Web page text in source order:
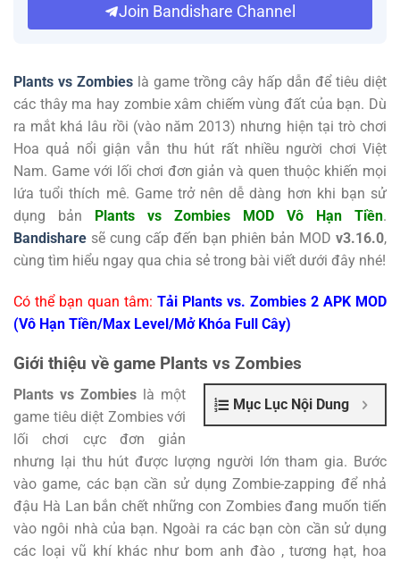
Join Bandishare Channel
Plants vs Zombies là game trồng cây hấp dẫn để tiêu diệt
các thây ma hay zombie xâm chiếm vùng đất của bạn. Dù
ra mắt khá lâu rồi (vào năm 2013) nhưng hiện tại trò chơi
Hoa quả nổi giận vẫn thu hút rất nhiều người chơi Việt
Nam. Game với lối chơi đơn giản và quen thuộc khiến mọi
lứa tuổi thích mê. Game trở nên dễ dàng hơn khi bạn sử
dụng bản Plants vs Zombies MOD Vô Hạn Tiền.
Bandishare sẽ cung cấp đến bạn phiên bản MOD v3.16.0,
cùng tìm hiểu ngay qua chia sẻ trong bài viết dưới đây nhé!
Có thể bạn quan tâm: Tải Plants vs. Zombies 2 APK MOD
(Vô Hạn Tiền/Max Level/Mở Khóa Full Cây)
Giới thiệu về game Plants vs Zombies
Mục Lục Nội Dung
Plants vs Zombies là một
game tiêu diệt Zombies với
lối chơi cực đơn giản
nhưng lại thu hút được lượng người lớn tham gia. Bước
vào game, các bạn cần sử dụng Zombie-zapping để nhả
đậu Hà Lan bắn chết những con Zombies đang muốn tiến
vào ngôi nhà của bạn. Ngoài ra các bạn còn cần sử dụng
các loại vũ khí khác như bom anh đào , tương hạt, hoa